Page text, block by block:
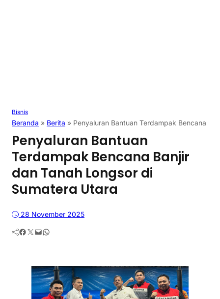
Bisnis
Beranda » Berita » Penyaluran Bantuan Terdampak Bencana
Penyaluran Bantuan
Terdampak Bencana Banjir
dan Tanah Longsor di
Sumatera Utara
28 November 2025
Facebook Twitter Mail WhatsApp